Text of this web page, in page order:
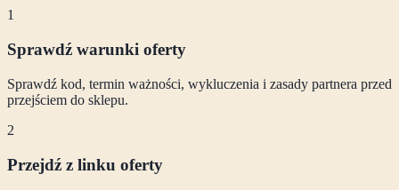
1
Sprawdź warunki oferty
Sprawdź kod, termin ważności, wykluczenia i zasady partnera przed
przejściem do sklepu.
2
Przejdź z linku oferty